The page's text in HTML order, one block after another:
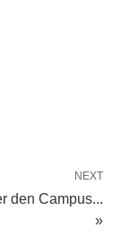
NEXT
den Campus...
»